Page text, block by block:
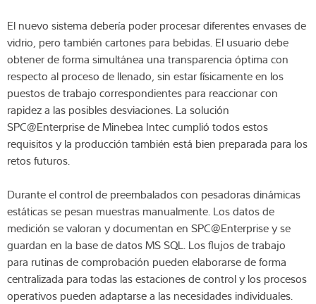
El nuevo sistema debería poder procesar diferentes envases de
vidrio, pero también cartones para bebidas. El usuario debe
obtener de forma simultánea una transparencia óptima con
respecto al proceso de llenado, sin estar físicamente en los
puestos de trabajo correspondientes para reaccionar con
rapidez a las posibles desviaciones. La solución
SPC@Enterprise de Minebea Intec cumplió todos estos
requisitos y la producción también está bien preparada para los
retos futuros.
Durante el control de preembalados con pesadoras dinámicas
estáticas se pesan muestras manualmente. Los datos de
medición se valoran y documentan en SPC@Enterprise y se
guardan en la base de datos MS SQL. Los flujos de trabajo
para rutinas de comprobación pueden elaborarse de forma
centralizada para todas las estaciones de control y los procesos
operativos pueden adaptarse a las necesidades individuales.